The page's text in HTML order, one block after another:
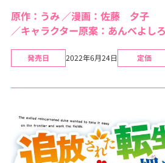
原作：うみ
漫画：佐藤 夕子
キャラクター原案：あんべよし
発売日 2022年6月24日 定価